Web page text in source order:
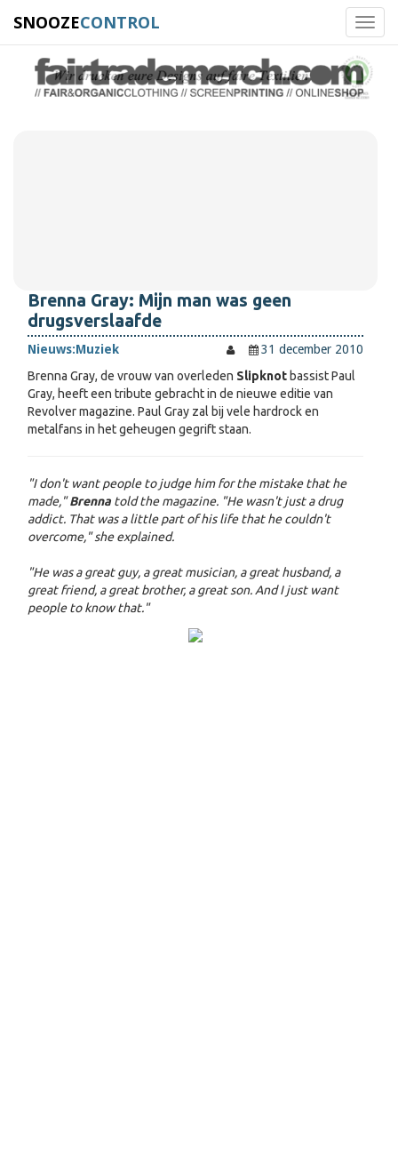
SNOOZECONTROL
Brenna Gray: Mijn man was geen
drugsverslaafde
Nieuws:Muziek
31 december 2010
Brenna Gray, de vrouw van overleden Slipknot bassist Paul
Gray, heeft een tribute gebracht in de nieuwe editie van
Revolver magazine. Paul Gray zal bij vele hardrock en
metalfans in het geheugen gegrift staan.
"I don't want people to judge him for the mistake that he
made,"Brenna told the magazine. "He wasn't just a drug
addict. That was a little part of his life that he couldn't
overcome," she explained.
"He was a great guy, a great musician, a great husband, a
great friend, a great brother, a great son. And I just want
people to know that."